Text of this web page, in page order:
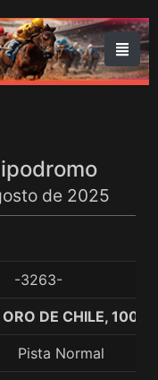
de 2025
-3263-
DE CHILE, 1000
Pista Normal